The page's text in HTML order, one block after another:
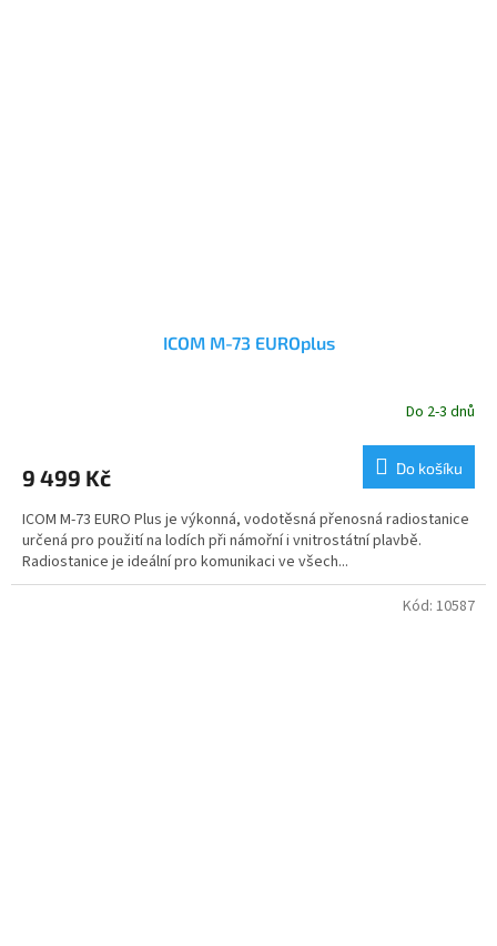
ICOM M-73 EUROplus
Do 2-3 dnů
9 499 Kč Do košíku
ICOM M-73 EURO Plus je výkonná, vodotěsná přenosná radiostanice
určená pro použití na lodích při námořní i vnitrostátní plavbě.
Radiostanice je ideální pro komunikaci ve všech...
Kód: 10587